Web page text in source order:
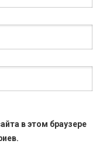
в этом браузере